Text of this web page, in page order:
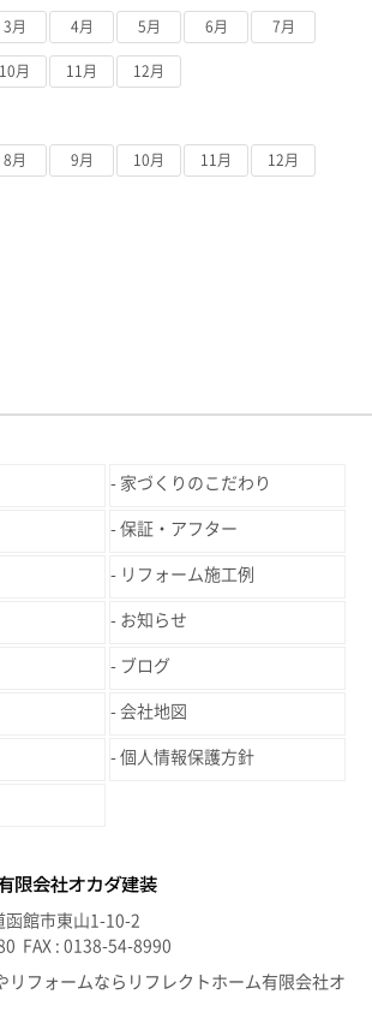
3月 4月 5月 6月 7月
10月 11月 12月
8月 9月 10月 11月 12月
家づくりのこだわり
保証・アフター
リフォーム施工例
お知らせ
ブログ
会社地図
個人情報保護方針
館市東山1-10-2
FAX : 0138-54-8990
リフォームならリフレクトホーム有限会社オ